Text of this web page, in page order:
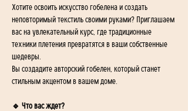
Хотите освоить искусство гобелена и создать
неповторимый текстиль своими руками? Приглашаем
вас на увлекательный курс, где традиционные
техники плетения превратятся в ваши собственные
шедевры.
Вы создадите авторский гобелен, который станет
стильным акцентом в вашем доме.
🔹 Что вас ждет?